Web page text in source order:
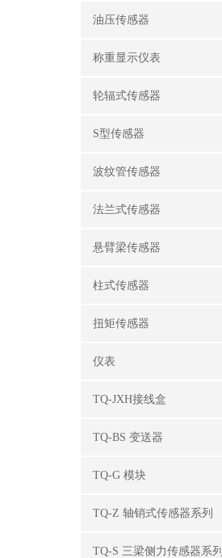
油压传感器
称重显示仪表
轮辐式传感器
S型传感器
波纹管传感器
法兰式传感器
悬臂梁传感器
柱式传感器
扭矩传感器
仪表
TQ-JXH接线盒
TQ-BS 变送器
TQ-G 模块
TQ-Z 轴销式传感器系列
TQ-S 三梁侧力传感器系列